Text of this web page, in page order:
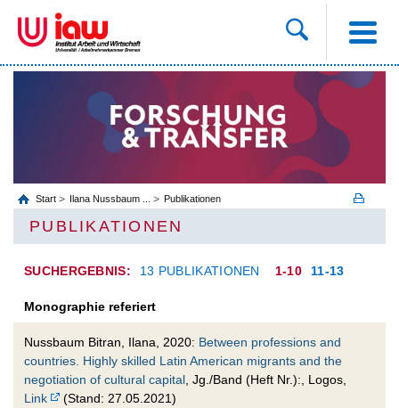
Start Ilana Nussbaum ... Publikationen
PUBLIKATIONEN
SUCHERGEBNIS: 13 PUBLIKATIONEN 1-10 11-13
Monographie referiert
Nussbaum Bitran, Ilana, 2020: Between professions and
countries. Highly skilled Latin American migrants and the
negotiation of cultural capital , Jg./Band (Heft Nr.):, Logos,
Link
(Stand: 27.05.2021)